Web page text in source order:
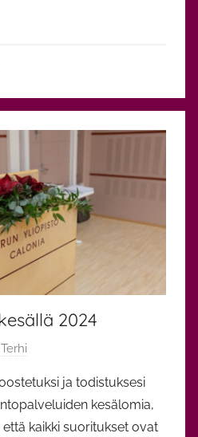
2024
Terhi
ja todistuksesi
kesälomia,
kaikki suoritukset ovat